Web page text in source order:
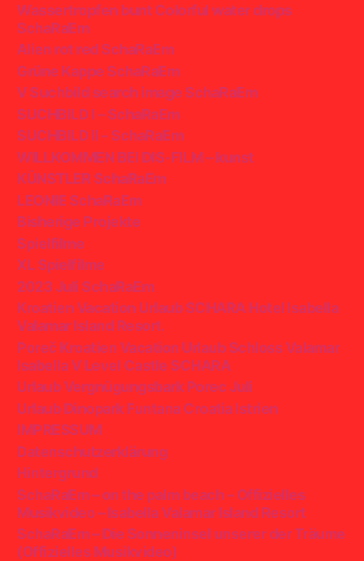
Wassertropfen bunt Colorful water drops
SchaRaEm
Alien rot red SchaRaEm
Grüne Kappe SchaRaEm
V Suchbild search image SchaRaEm
SUCHBILD I – SchaRaEm
SUCHBILD II – SchaRaEm
WILLKOMMEN BEI DIS-FILM – kunst
KÜNSTLER SchaRaEm
LEONIE SchaRaEm
Bisherige Projekte
Spielfilme
XL Spielfilme
2023 Juli SchaRaEm
Kroatien Vacation Urlaub SCHARA Hotel Isabella
Valamar Island Resort.
Poreč Kroatien Vacation Urlaub Schloss Valamar
Isabella V Level Castle SCHARA
Urlaub Vergnügungsbark Porec Juli
Urlaub Dinopark Funtana Croatia Istrien
IMPRESSUM
Datenschutzerklärung
Hintergrund
SchaRaEm – on the palm beach – Offizielles
Musikvideo – Isabella Valamar Island Resort
SchaRaEm – Die Sonneninsel unserer der Träume
(Offizielles Musikvideo)